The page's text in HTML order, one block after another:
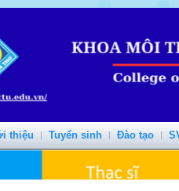
thiệu Tuyển sinh Đào tạo